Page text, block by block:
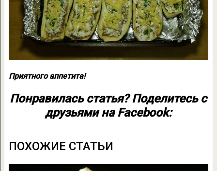
Приятного аппетита!
Понравилась статья?Поделитесь с
друзьями на Facebook:
ПОХОЖИЕ СТАТЬИ